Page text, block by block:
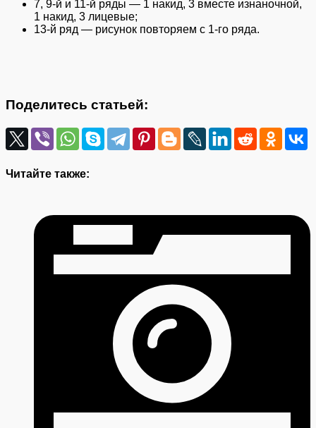
7, 9-й и 11-й ряды — 1 накид, 3 вместе изнаночной,
1 накид, 3 лицевые;
13-й ряд — рисунок повторяем с 1-го ряда.
Поделитесь статьей:
Читайте также: